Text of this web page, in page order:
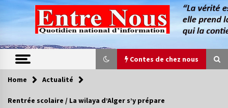
content
Contes de chez nous
Contes de chez nous
Home Actualité
Rentrée scolaire / La wilaya d’Alger s’y prépare